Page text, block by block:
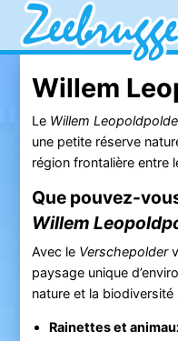
Willem
Le Willem
une petite réserve
région frontalière entre
Que pouvez-
Willem
Avec le Verschepolder
paysage unique
nature et la
Rainettes et